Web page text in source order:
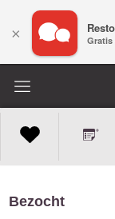
Bezocht
× Gratis